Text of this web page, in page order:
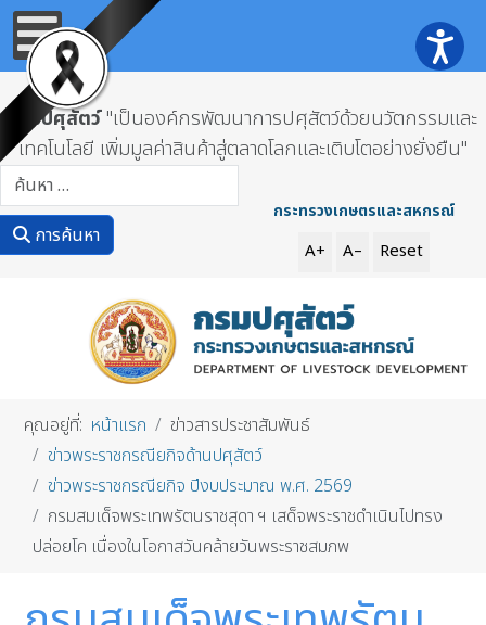
กรมปศุสัตว์"เป็นองค์กรพัฒนาการปศุสัตว์ด้วยนวัตกรรมและ
เทคโนโลยี เพิ่มมูลค่าสินค้าสู่ตลาดโลกและเติบโตอย่างยั่งยืน"
การค้นหา
กระทรวงเกษตรและสหกรณ์
A+ A– Reset
คุณอยู่ที่: หน้าแรก
ข่าวสารประชาสัมพันธ์
ข่าวพระราชกรณียกิจด้านปศุสัตว์
ข่าวพระราชกรณียกิจ ปีงบประมาณ พ.ศ. 2569
กรมสมเด็จพระเทพรัตนราชสุดา ฯ เสด็จพระราชดำเนินไปทรง
ปล่อยโค เนื่องในโอกาสวันคล้ายวันพระราชสมภพ